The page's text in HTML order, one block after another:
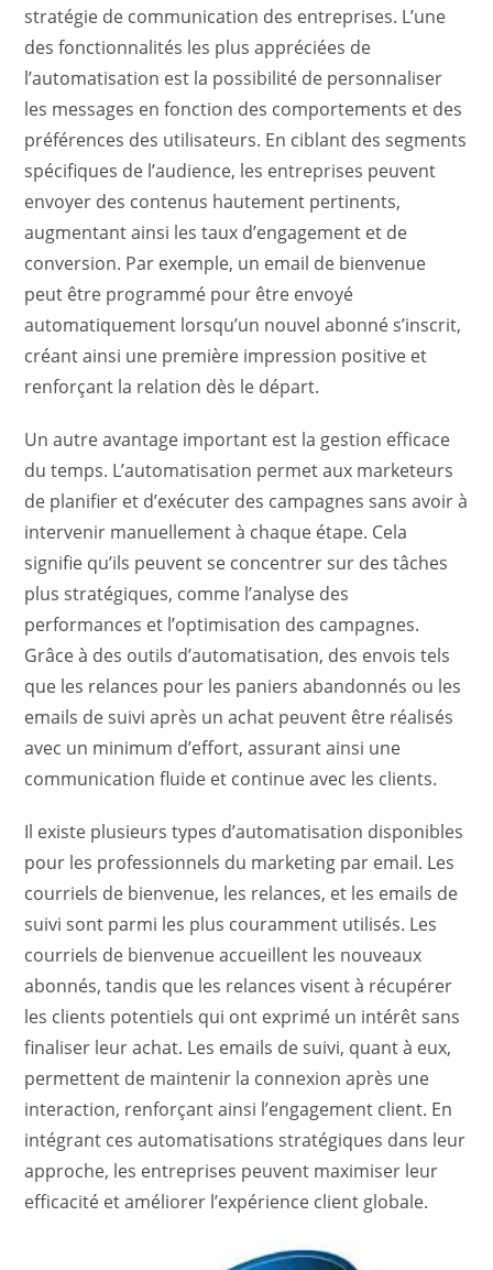
stratégie de communication des entreprises. L’une
des fonctionnalités les plus appréciées de
l’automatisation est la possibilité de personnaliser
les messages en fonction des comportements et des
préférences des utilisateurs. En ciblant des segments
spécifiques de l’audience, les entreprises peuvent
envoyer des contenus hautement pertinents,
augmentant ainsi les taux d’engagement et de
conversion. Par exemple, un email de bienvenue
peut être programmé pour être envoyé
automatiquement lorsqu’un nouvel abonné s’inscrit,
créant ainsi une première impression positive et
renforçant la relation dès le départ.
Un autre avantage important est la gestion efficace
du temps. L’automatisation permet aux marketeurs
de planifier et d’exécuter des campagnes sans avoir à
intervenir manuellement à chaque étape. Cela
signifie qu’ils peuvent se concentrer sur des tâches
plus stratégiques, comme l’analyse des
performances et l’optimisation des campagnes.
Grâce à des outils d’automatisation, des envois tels
que les relances pour les paniers abandonnés ou les
emails de suivi après un achat peuvent être réalisés
avec un minimum d’effort, assurant ainsi une
communication fluide et continue avec les clients.
Il existe plusieurs types d’automatisation disponibles
pour les professionnels du marketing par email. Les
courriels de bienvenue, les relances, et les emails de
suivi sont parmi les plus couramment utilisés. Les
courriels de bienvenue accueillent les nouveaux
abonnés, tandis que les relances visent à récupérer
les clients potentiels qui ont exprimé un intérêt sans
finaliser leur achat. Les emails de suivi, quant à eux,
permettent de maintenir la connexion après une
interaction, renforçant ainsi l’engagement client. En
intégrant ces automatisations stratégiques dans leur
approche, les entreprises peuvent maximiser leur
efficacité et améliorer l’expérience client globale.